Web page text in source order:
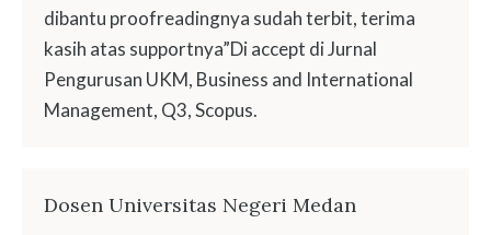
dibantu proofreadingnya sudah terbit, terima
kasih atas supportnya”Di accept di Jurnal
Pengurusan UKM, Business and International
Management, Q3, Scopus.
Dosen Universitas Negeri Medan